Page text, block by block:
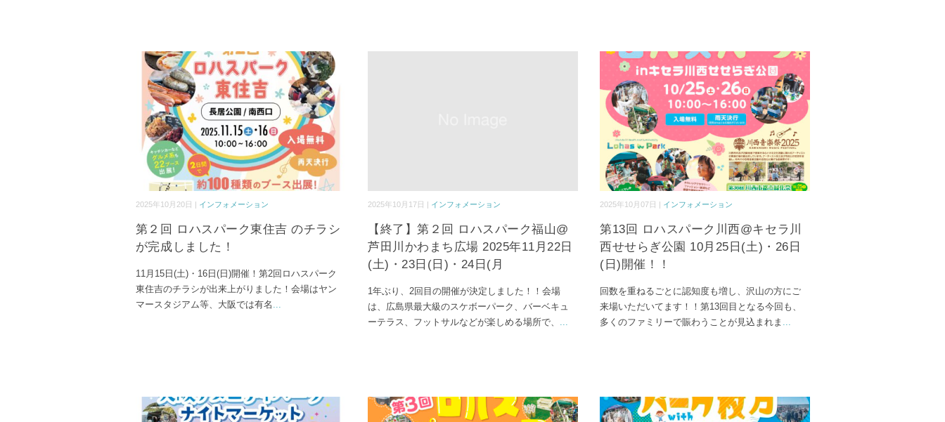
2025年10月20日 | インフォメーション
第２回 ロハスパーク東住吉 のチラシ
が完成しました！
11月15日(土)・16日(日)開催！第2回ロハスパーク
東住吉のチラシが出来上がりました！会場はヤン
マースタジアム等、大阪では有名 ...
2025年10月17日 | インフォメーション
【終了】第２回 ロハスパーク福山@
芦田川かわまち広場 2025年11月22日
(土)・23日(日)・24日(月
1年ぶり、2回目の開催が決定しました！！会場
は、広島県最大級のスケボーパーク、バーベキュ
ーテラス、フットサルなどが楽しめる場所で、 ...
2025年10月07日 | インフォメーション
第13回 ロハスパーク川西@キセラ川
西せせらぎ公園 10月25日(土)・26日
(日)開催！！
回数を重ねるごとに認知度も増し、沢山の方にご
来場いただいてます！！第13回目となる今回も、
多くのファミリーで賑わうことが見込まれま ...